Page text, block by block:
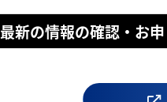
最新の情報の確認・お